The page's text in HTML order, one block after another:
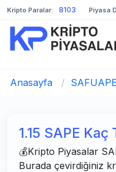
Kripto Paralar: 8103 Piyasa
Anasayfa / SAFUAPE
1.15 SAPE Kaç
💰Kripto Piyasalar
Burada çevirdiğiniz